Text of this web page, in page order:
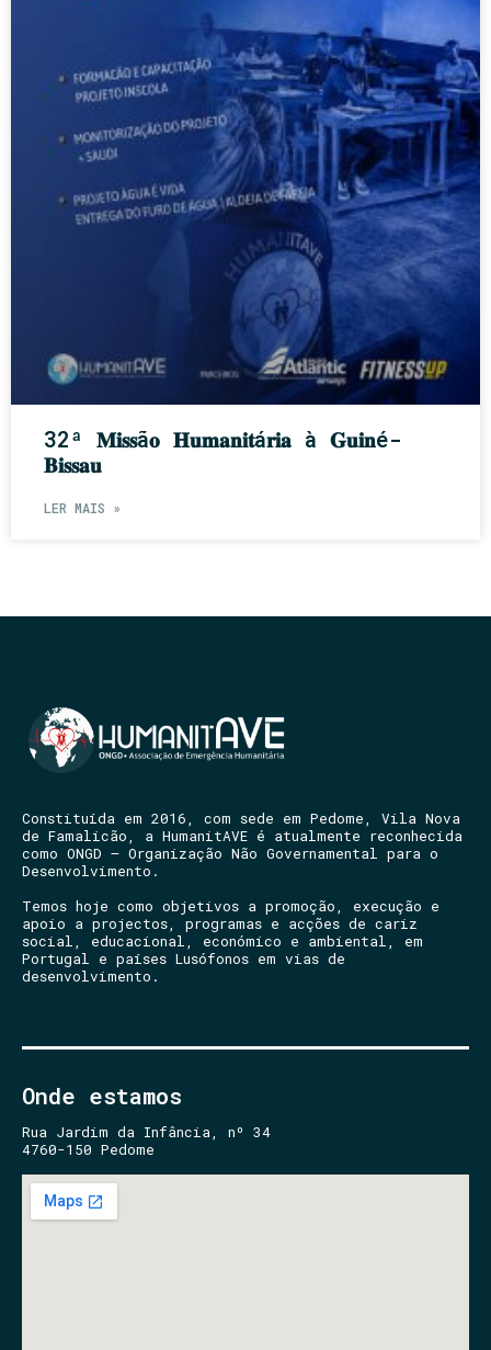
32ª 𝐌𝐢𝐬𝐬ã𝐨 𝐇𝐮𝐦𝐚𝐧𝐢𝐭á𝐫𝐢𝐚 à 𝐆𝐮𝐢𝐧é-
𝐁𝐢𝐬𝐬𝐚𝐮
LER MAIS »
Constituída em 2016, com sede em Pedome, Vila Nova
de Famalicão, a HumanitAVE é atualmente reconhecida
como ONGD – Organização Não Governamental para o
Desenvolvimento.
Temos hoje como objetivos a promoção, execução e
apoio a projectos, programas e acções de cariz
social, educacional, económico e ambiental, em
Portugal e países Lusófonos em vias de
desenvolvimento.
Onde estamos
Rua Jardim da Infância, nº 34
4760-150 Pedome